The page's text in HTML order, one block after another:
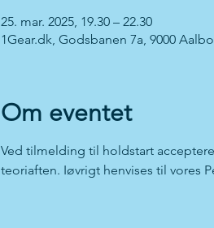
25. mar. 2025, 19.30 – 22.30
1Gear.dk, Godsbanen 7a, 9000
Om eventet
Ved tilmelding til holdstart
teoriaften. Iøvrigt henvises til vores